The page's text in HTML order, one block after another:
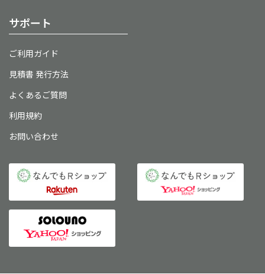
サポート
ご利用ガイド
見積書 発行方法
よくあるご質問
利用規約
お問い合わせ